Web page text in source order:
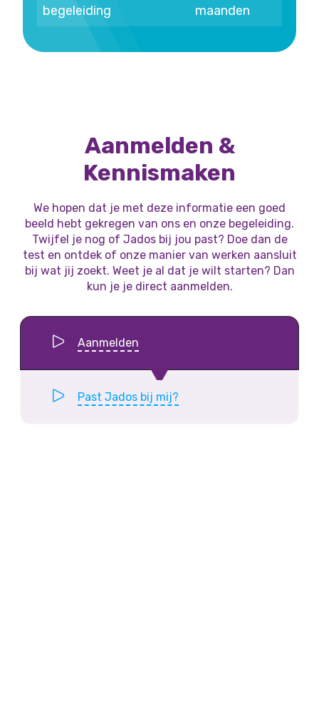
begeleiding
maanden
Aanmelden &
Kennismaken
We hopen dat je met deze informatie een goed
beeld hebt gekregen van ons en onze begeleiding.
Twijfel je nog of Jados bij jou past? Doe dan de
test en ontdek of onze manier van werken aansluit
bij wat jij zoekt. Weet je al dat je wilt starten? Dan
kun je je direct aanmelden.
Aanmelden
Past Jados bij mij?